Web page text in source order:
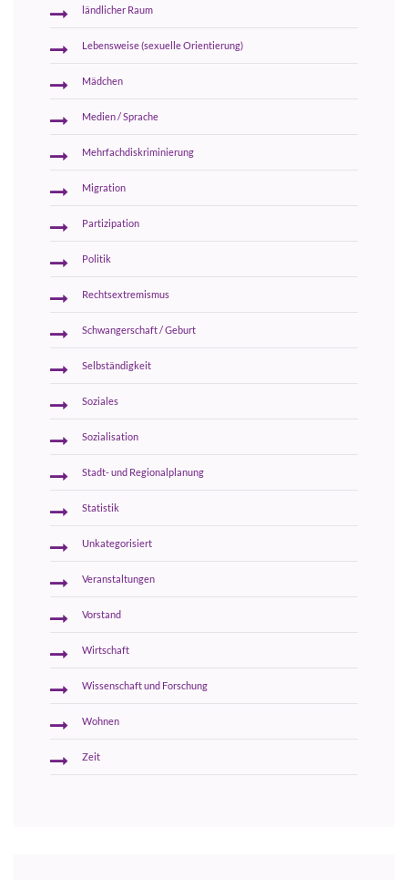
ländlicher Raum
Lebensweise (sexuelle Orientierung)
Mädchen
Medien / Sprache
Mehrfachdiskriminierung
Migration
Partizipation
Politik
Rechtsextremismus
Schwangerschaft / Geburt
Selbständigkeit
Soziales
Sozialisation
Stadt- und Regionalplanung
Statistik
Unkategorisiert
Veranstaltungen
Vorstand
Wirtschaft
Wissenschaft und Forschung
Wohnen
Zeit